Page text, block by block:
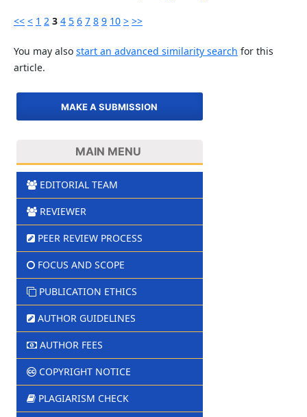
<< < 1 2 3 4 5 6 7 8 9 10 > >>
You may also start an advanced similarity search for this
article.
MAKE A SUBMISSION
MAIN MENU
EDITORIAL TEAM
REVIEWER
PEER REVIEW PROCESS
FOCUS AND SCOPE
PUBLICATION ETHICS
AUTHOR GUIDELINES
AUTHOR FEES
COPYRIGHT NOTICE
PLAGIARISM CHECK